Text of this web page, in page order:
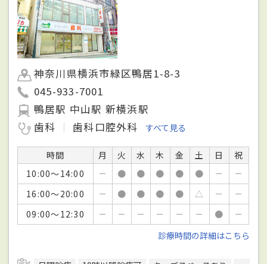
神奈川県横浜市緑区鴨居1-8-3
045-933-7001
鴨居駅 中山駅 新横浜駅
歯科
歯科口腔外科 すべて見る
時間 月 火 水 木 金 土 日
祝
10:00～14:00
－ ● ● ● ● ● －
－
16:00～20:00
－ ● ● ● ● △ －
－
09:00～12:30
－ － － － － － ●
－
診療時間の詳細はこちら